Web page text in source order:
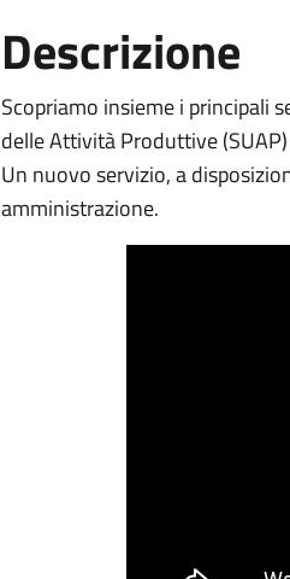
Descrizione
Scopriamo insieme i principali
delle Attività Produttive
Un nuovo servizio, a
amministrazione.